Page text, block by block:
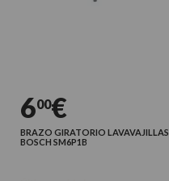
600€
BRAZO GIRATORIO LAVAVAJILLAS
BOSCH SM6P1B